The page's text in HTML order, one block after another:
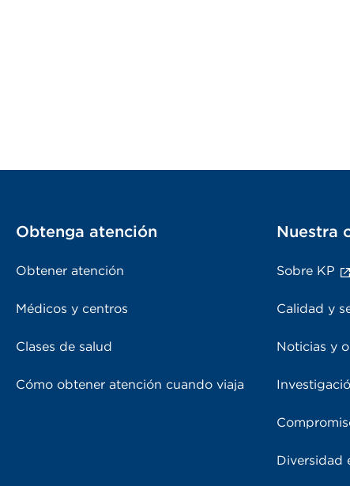
Obtenga atención
Obtener atención
Médicos y centros
Clases de salud
Cómo obtener atención cuando viaja
Nuestra
Sobre KP
Calidad y
Noticias y
Diversidad